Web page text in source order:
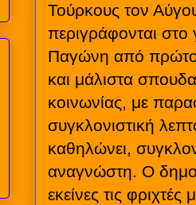
Τούρκους τον
περιγράφονται
Παγώνη από πρώτο
και μάλιστα
κοινωνίας, με
συγκλονιστική
καθηλώνει,
αναγνώστη. Ο
εκείνες τις